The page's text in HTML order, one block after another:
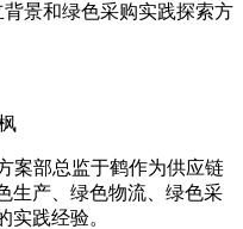
景和绿色采购实践探索方
部总监于鹤作为供应链
生产、绿色物流、绿色采
实践经验。